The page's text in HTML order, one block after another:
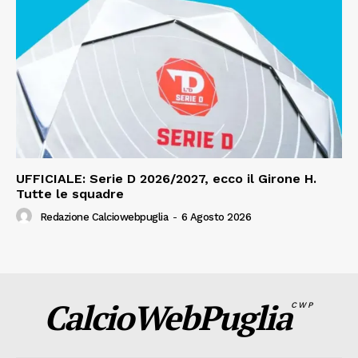
UFFICIALE: Serie D 2026/2027, ecco il Girone H.
Tutte le squadre
Redazione Calciowebpuglia - 6 Agosto 2026
CalcioWebPugliaCWP